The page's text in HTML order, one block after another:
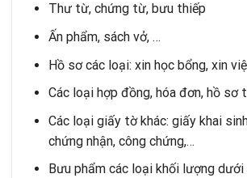
Thư từ, chứng từ, bưu thiếp
Ấn phẩm, sách vở, …
Hồ sơ các loại: xin học bổng, xin
Các loại hợp đồng, hóa đơn, hồ sơ
Các loại giấy tờ khác: giấy khai
chứng nhận, công chứng,…
Bưu phẩm các loại khối lượng dưới